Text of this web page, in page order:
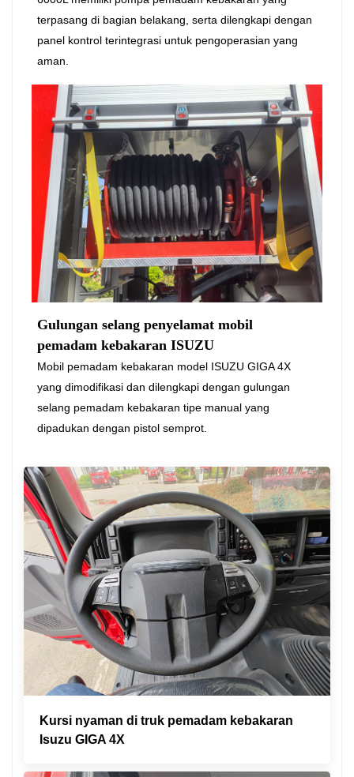
terpasang di bagian belakang, serta dilengkapi dengan
panel kontrol terintegrasi untuk pengoperasian yang
aman.
Gulungan selang penyelamat mobil
pemadam kebakaran ISUZU
Mobil pemadam kebakaran model ISUZU GIGA 4X
yang dimodifikasi dan dilengkapi dengan gulungan
selang pemadam kebakaran tipe manual yang
dipadukan dengan pistol semprot.
Kursi nyaman di truk pemadam kebakaran
Isuzu GIGA 4X